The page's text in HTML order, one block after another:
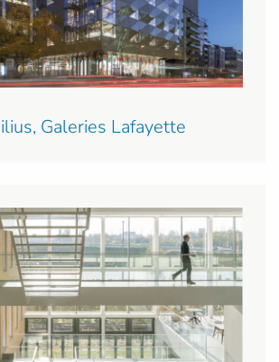
Galeries Lafayette